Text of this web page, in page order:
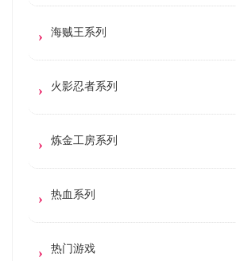
海贼王系列
火影忍者系列
炼金工房系列
热血系列
热门游戏